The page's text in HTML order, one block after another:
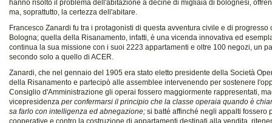
hanno risolto il problema dell'abitazione a decine di migliaia di bolognesi,
ma, soprattutto, la certezza dell'abitare.
Francesco Zanardi fu tra i protagonisti di questa avventura civile e di progresso
Bologna; quella della Risanamento, infatti, è una vicenda innovativa ed
continua la sua missione con i suoi 2223 appartamenti e oltre 100 negozi, un
secondo solo a quello di ACER.
Zanardi, che nel gennaio del 1905 era stato eletto presidente della Società
della Risanamento e partecipò alle assemblee intervenendo per sostenere
Consiglio d'Amministrazione gli operai fossero maggiormente rappresentati,
vicepresidenza per confermarsi il principio che la classe operaia quando è
sa farlo con intelligenza ed abnegazione; si batté affinché negli appalti fossero
cooperative e contro la costruzione di appartamenti destinati alla vendita,